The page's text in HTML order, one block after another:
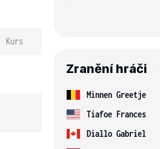
Kurs
Zranění hráči
Minnen Greetje
Tiafoe Frances
Diallo Gabriel